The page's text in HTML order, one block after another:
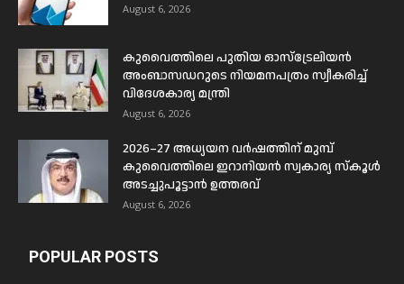
August 6, 2026
കുവൈത്തിലെ പുതിയ ഓസ്ട്രേലിയൻ
അംബാസഡറുടെ നിയമനപത്രം സ്വീകരിച്ച്
വിദേശകാര്യ മന്ത്രി
August 6, 2026
2026–27 അധ്യയന വർഷത്തിന് മുമ്പ്
കുവൈത്തിലെ ഇറാനിയൻ സ്വകാര്യ സ്കൂൾ
അടച്ചുപൂട്ടാൻ ഉത്തരവ്
August 6, 2026
POPULAR POSTS